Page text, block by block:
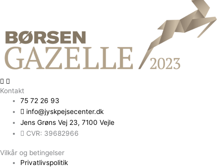
Kontakt
75 72 26 93
info@jyskpejsecenter.dk
Jens Grøns Vej 23, 7100 Vejle
CVR: 39682966
Vilkår og betingelser
Privatlivspolitik